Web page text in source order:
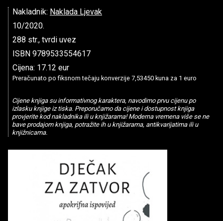
Nakladnik: Naklada Ljevak
10/2020.
288 str., tvrdi uvez
ISBN 9789533554617
Cijena: 17.12 eur
Preračunato po fiksnom tečaju konverzije 7,53450 kuna za 1 euro
Cijene knjiga su informativnog karaktera, navodimo prvu cijenu po
izlasku knjige iz tiska. Preporučamo da cijene i dostupnost knjiga
provjerite kod nakladnika ili u knjižarama! Moderna vremena više se ne
bave prodajom knjiga, potražite ih u knjižarama, antikvarijatima ili u
knjižnicama.